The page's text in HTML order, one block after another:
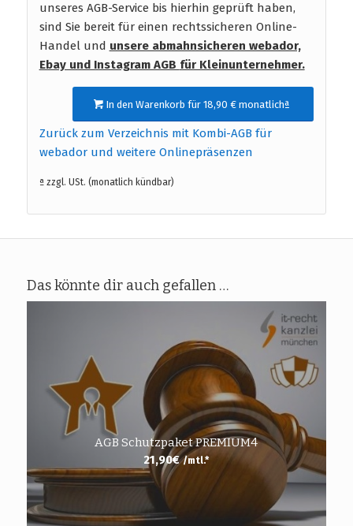
unseres AGB-Service bis hierhin geprüft haben,
sind Sie bereit für einen rechtssicheren Online-
Handel und unsere abmahnsicheren webador,
Ebay und Instagram AGB für Kleinunternehmer.
In den Warenkorb für 18,90 € monatlichª
Zurück zum Verzeichnis mit Kombi-AGB für
webador und weitere Onlinepräsenzen
ª zzgl. USt. (monatlich kündbar)
Das könnte dir auch gefallen …
AGB Schutzpaket PREMIUM4
21,90€ /mtl.*